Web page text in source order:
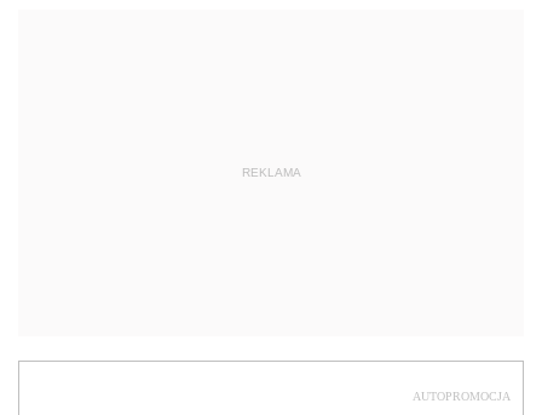
REKLAMA
AUTOPROMOCJA